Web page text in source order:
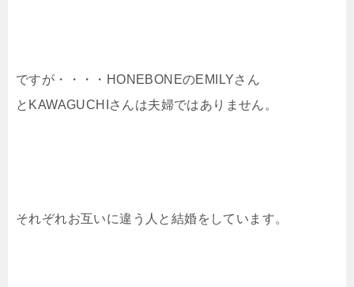
ですが・・・・HONEBONEのEMILYさん
とKAWAGUCHIさんは夫婦ではありません。
それぞれお互いに違う人と結婚をしています。